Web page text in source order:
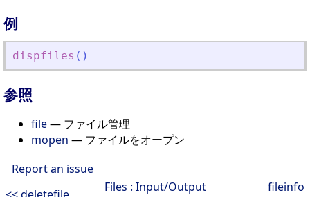
例
dispfiles ( )
参照
file— ファイル管理
mopen — ファイルをオープン
Report an issue
Files : Input/Output
fileinfo